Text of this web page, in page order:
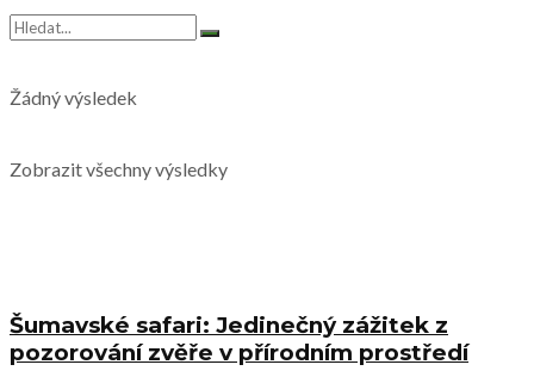
Žádný výsledek
Zobrazit všechny výsledky
Šumavské safari: Jedinečný zážitek z
pozorování zvěře v přírodním prostředí